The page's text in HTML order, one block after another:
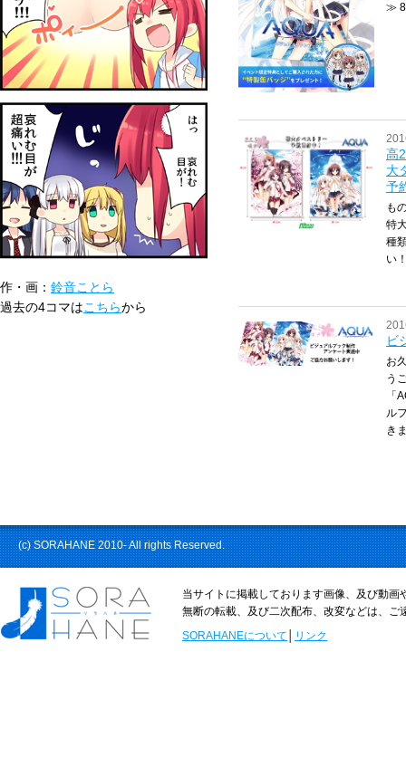
作・画： 鈴音ことら
過去の4コマはこちらから
≫ 8
高
大
予
も
特
種
い
ビ
お
う
「
ル
き
(c) SORAHANE 2010- All rights Reserved.
当サイトに掲載しております画像、及び動
無断の転載、及び二次配布、改変などは、
SORAHANEについて
リンク